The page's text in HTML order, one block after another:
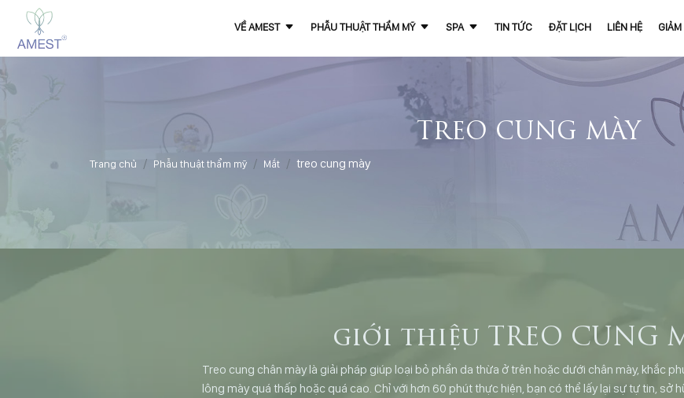
VỀ AMEST PHẪU THUẬT THẨM MỸ SPA TIN TỨC ĐẶT LỊCH LIÊN HỆ
TREO CUNG MÀY
Trang chủ Phẫu thuật thẩm mỹ Mắt treo cung mày
giới thiệu TREO CUNG
Treo cung chân mày là giải pháp giúp loại bỏ phần da thừa ở trên hoặc dưới chân mày, khắc
lông mày quá thấp hoặc quá cao. Chỉ với hơn 60 phút thực hiện, bạn có thể lấy lại sự tự tin, sở